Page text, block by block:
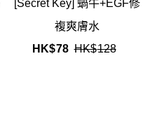
[Secret Key] 蝸牛+EGF修
複爽膚水
HK$78 HK$128